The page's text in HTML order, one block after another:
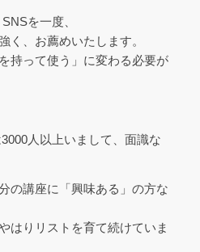
を一度、
く、お薦めいたします。
持って使う」に変わる必要が
人以上いまして、面識な
の講座に「興味ある」の方な
はりリストを育て続けていま